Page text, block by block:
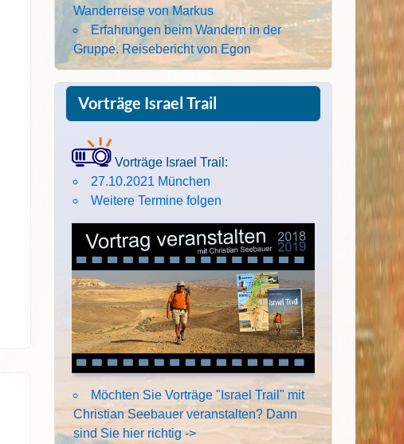
Wanderreise von Markus
Erfahrungen beim Wandern in der
Gruppe. Reisebericht von Egon
Vorträge Israel Trail
Vorträge Israel Trail:
27.10.2021 München
Weitere Termine folgen
Möchten Sie Vorträge "Israel Trail" mit
Christian Seebauer veranstalten? Dann
sind Sie hier richtig ->